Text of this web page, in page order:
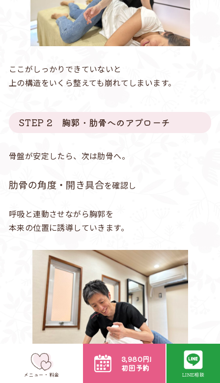
ここがしっかりできていないと
上の構造をいくら整えても崩れてしまいます。
STEP 2 胸郭・肋骨へのアプローチ
骨盤が安定したら、次は肋骨へ。
肋骨の角度・開き具合を確認し
呼吸と連動させながら胸郭を
本来の位置に誘導していきます。
メニュー・料金
3,980円!
初回予約
LINE相談